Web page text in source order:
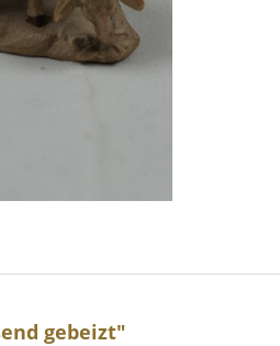
gebeizt"